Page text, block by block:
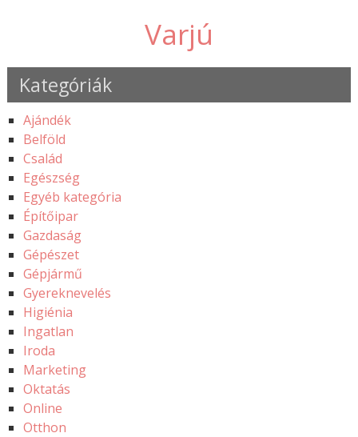
Varjú
Kategóriák
Ajándék
Belföld
Család
Egészség
Egyéb kategória
Építőipar
Gazdaság
Gépészet
Gépjármű
Gyereknevelés
Higiénia
Ingatlan
Iroda
Marketing
Oktatás
Online
Otthon